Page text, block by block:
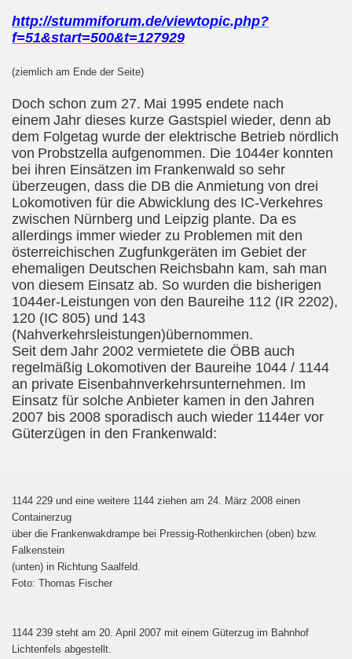
http://stummiforum.de/viewtopic.php?
f=51&start=500&t=127929
(ziemlich am Ende der Seite)
Doch schon zum 27. Mai 1995 endete nach
einem Jahr dieses kurze Gastspiel wieder, denn ab
dem Folgetag wurde der elektrische Betrieb nördlich
von Probstzella aufgenommen. Die 1044er konnten
bei ihren Einsätzen im Frankenwald so sehr
überzeugen, dass die DB die Anmietung von drei
Lokomotiven für die Abwicklung des IC-Verkehres
zwischen Nürnberg und Leipzig plante. Da es
allerdings immer wieder zu Problemen mit den
österreichischen Zugfunkgeräten im Gebiet der
ehemaligen Deutschen Reichsbahn kam, sah man
von diesem Einsatz ab. So wurden die bisherigen
1044er-Leistungen von den Baureihe 112 (IR 2202),
120 (IC 805) und 143
(Nahverkehrsleistungen)übernommen.
Seit dem Jahr 2002 vermietete die ÖBB auch
regelmäßig Lokomotiven der Baureihe 1044 / 1144
an private Eisenbahnverkehrsunternehmen. Im
Einsatz für solche Anbieter kamen in den Jahren
2007 bis 2008 sporadisch auch wieder 1144er vor
Güterzügen in den Frankenwald:
1144 229 und eine weitere 1144 ziehen am 24. März 2008 einen
Containerzug
über die Frankenwakdrampe bei Pressig-Rothenkirchen (oben) bzw.
Falkenstein
(unten) in Richtung Saalfeld.
Foto: Thomas Fischer
1144 239 steht am 20. April 2007 mit einem Güterzug im Bahnhof
Lichtenfels abgestellt.